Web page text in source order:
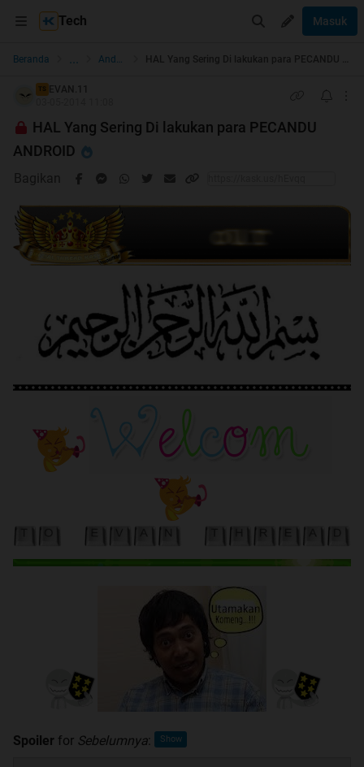
Tech Masuk
Beranda ... Android
TS
EVAN.11
HAL Yang Sering Di lakukan para PECANDU
ANDROID
Bagikan
Spoiler for Sebelumnya: